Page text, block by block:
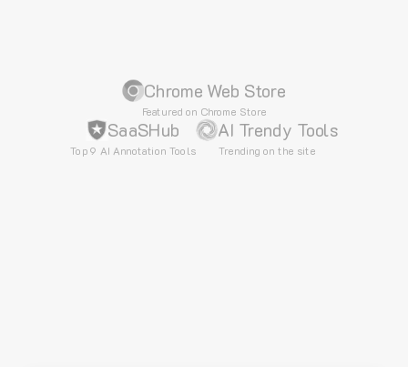
Chrome Web Store
Featured on Chrome Store
SaaSHub
Top 9 AI Annotation Tools
AI Trendy Tools
Trending on the site